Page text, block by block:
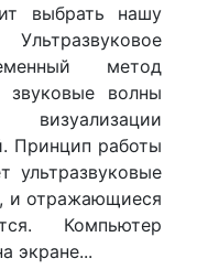
выбрать нашу
метод
звуковые волны
Принцип работы
ультразвуковые
и отражающиеся
Компьютер
экране...